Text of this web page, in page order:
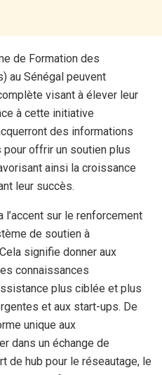
de Formation des
au Sénégal peuvent
visant à élever leur
à cette initiative
des informations
offrir un soutien plus
ainsi la croissance
leur succès.
l’accent sur le renforcement
de soutien à
signifie donner aux
connaissances
plus ciblée et plus
et aux start-ups. De
unique aux
dans un échange de
de hub pour le réseautage, le